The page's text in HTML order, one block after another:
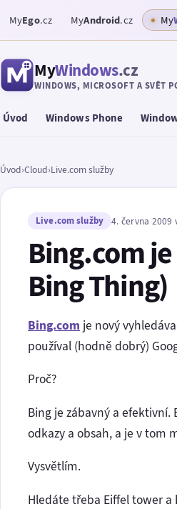
MyEgo.cz MyAndroid.cz My
MyWindows.cz
WINDOWS, MICROSOFT A SVĚT
Úvod Windows Phone
Úvod›Cloud›Live.com služby
Live.com služby 4. června 2009
Bing.com
Bing Thing)
Bing.com je nový
používal (hodně dobrý)
Proč?
Bing je zábavný a
odkazy a obsah, a je v tom
Vysvětlím.
Hledáte třeba Eiffel tower